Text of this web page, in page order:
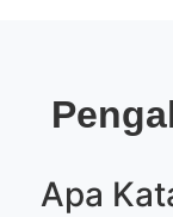
Apa